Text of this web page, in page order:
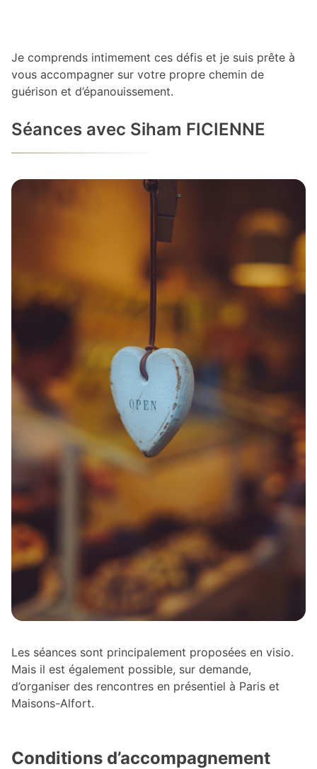
Je comprends intimement ces défis et je suis prête à
vous accompagner sur votre propre chemin de
guérison et d’épanouissement.
Séances avec Siham FICIENNE
Les séances sont principalement proposées en visio.
Mais il est également possible, sur demande,
d’organiser des rencontres en présentiel à Paris et
Maisons-Alfort.
Conditions d’accompagnement